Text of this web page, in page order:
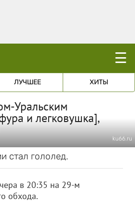
☰
ЛУЧШЕЕ ХИТЫ
Уральским
и легковушка],
ku66.ru
стал гололед.
в 20:35 на 29-м
обхода.